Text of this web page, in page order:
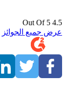
4.5 Out Of 5
عرض جميع الجوائز